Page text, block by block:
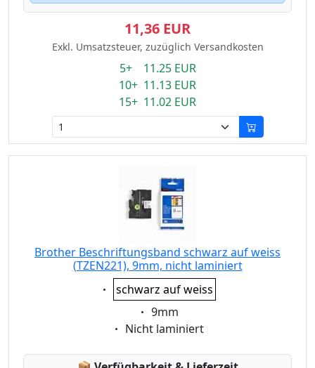
11,36 EUR
Exkl. Umsatzsteuer, zuzüglich Versandkosten
5+ 11.25 EUR
10+ 11.13 EUR
15+ 11.02 EUR
Brother Beschriftungsband schwarz auf weiss
(TZEN221), 9mm, nicht laminiert
Eigenschaft:
schwarz auf weiss
Eigenschaft:
9mm
Eigenschaft:
Nicht laminiert